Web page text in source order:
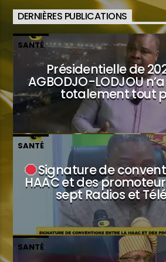
DERNIÈRES PUBLICATIONS
SANTÉ
Présidentielle de
AGBODJO-LODJOU
totalement tout
SANTÉ
Signature de
HAAC et des
sept Radios et
SANTÉ